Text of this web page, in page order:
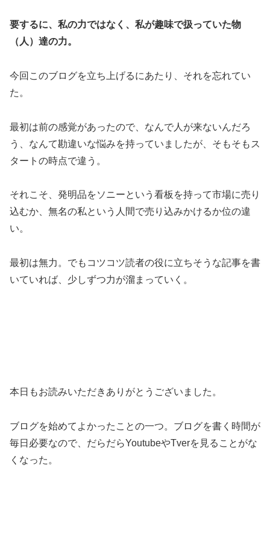
要するに、私の力ではなく、私が趣味で扱っていた物
（人）達の力。
今回このブログを立ち上げるにあたり、それを忘れてい
た。
最初は前の感覚があったので、なんで人が来ないんだろ
う、なんて勘違いな悩みを持っていましたが、そもそもス
タートの時点で違う。
それこそ、発明品をソニーという看板を持って市場に売り
込むか、無名の私という人間で売り込みかけるか位の違
い。
最初は無力。でもコツコツ読者の役に立ちそうな記事を書
いていれば、少しずつ力が溜まっていく。
本日もお読みいただきありがとうございました。
ブログを始めてよかったことの一つ。ブログを書く時間が
毎日必要なので、だらだらYoutubeやTverを見ることがな
くなった。